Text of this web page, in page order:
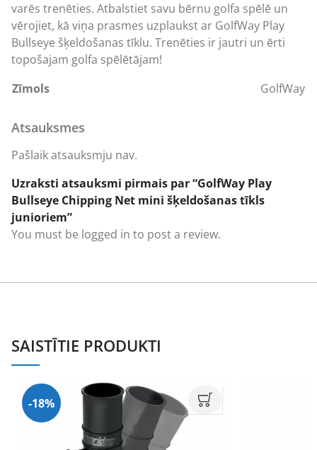
varēs trenēties. Atbalstiet savu bērnu golfa spēlē un
vērojiet, kā viņa prasmes uzplaukst ar GolfWay Play
Bullseye šķeldošanas tīklu. Trenēties ir jautri un ērti
topošajam golfa spēlētājam!
Zīmols
GolfWay
Atsauksmes
Pašlaik atsauksmju nav.
Uzraksti atsauksmi pirmais par “GolfWay Play
Bullseye Chipping Net mini šķeldošanas tīkls
junioriem”
You must be logged in to post a review.
SAISTĪTIE PRODUKTI
-18%